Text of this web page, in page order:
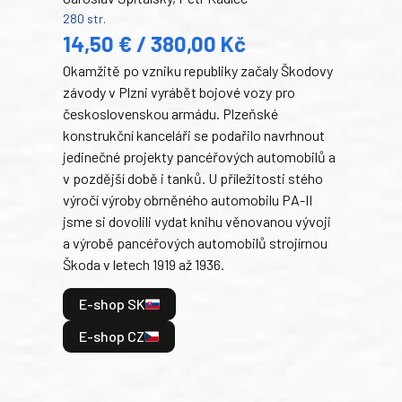
280 str.
14,50 € / 380,00 Kč
Okamžitě po vzniku republiky začaly Škodovy
závody v Plzni vyrábět bojové vozy pro
československou armádu. Plzeňské
konstrukční kanceláři se podařilo navrhnout
jedinečné projekty pancéřových automobilů a
v pozdější době i tanků. U příležitosti stého
výročí výroby obrněného automobilu PA-II
jsme si dovolili vydat knihu věnovanou vývoji
a výrobě pancéřových automobilů strojírnou
Škoda v letech 1919 až 1936.
E-shop SK
E-shop CZ